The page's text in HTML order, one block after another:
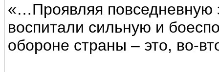
«…Проявляя повседневную
воспитали сильную и
обороне страны – это, во-